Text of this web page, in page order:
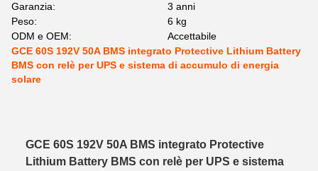
Garanzia:
3 anni
Peso:
6 kg
ODM e OEM:
Accettabile
GCE 60S 192V 50A BMS integrato Protective Lithium Battery
BMS con relè per UPS e sistema di accumulo di energia
solare
GCE 60S 192V 50A BMS integrato Protective
Lithium Battery BMS con relè per UPS e sistema